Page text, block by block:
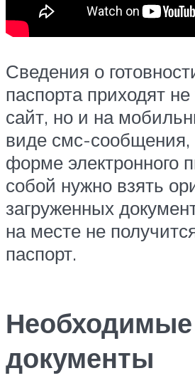
Сведения о
паспорта приходят
сайт, но и на
виде смс-сообщения,
форме электронного
собой нужно взять
загруженных
на месте не
паспорт.
Необходимые
документы